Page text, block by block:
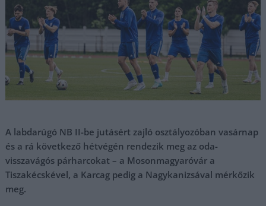
A labdarúgó NB II-be jutásért zajló osztályozóban vasárnap
és a rá következő hétvégén rendezik meg az oda-
visszavágós párharcokat – a Mosonmagyaróvár a
Tiszakécskével, a Karcag pedig a Nagykanizsával mérkőzik
meg.